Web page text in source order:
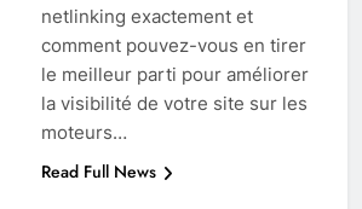
netlinking exactement et
comment pouvez-vous en tirer
le meilleur parti pour améliorer
la visibilité de votre site sur les
moteurs…
Read Full News